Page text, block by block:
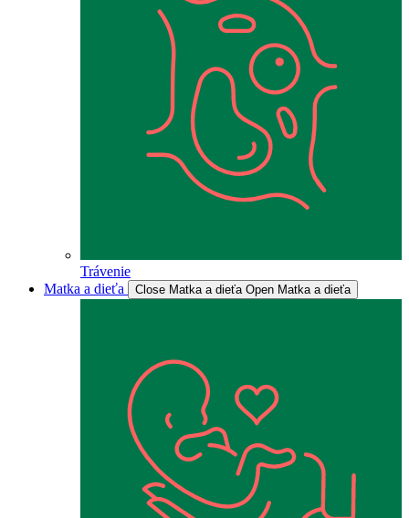
Trávenie
Matka a dieťa
Close Matka a dieťa Open Matka a dieťa